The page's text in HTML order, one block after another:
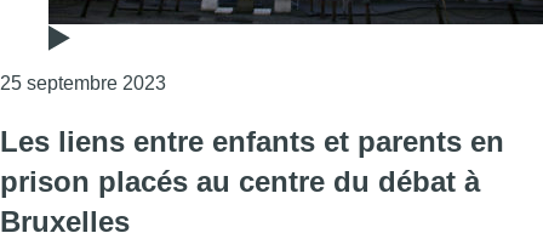
25 septembre 2023Consulter l'article "Grève dans les prisons :
Les liens entre enfants et parents en
prison placés au centre du débat à
Bruxelles